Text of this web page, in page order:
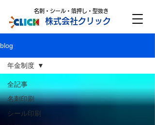
株式会社クリック
名刺・シール・箔押し・型抜き
blog
全記事
名刺印刷
シール印刷
年金制度